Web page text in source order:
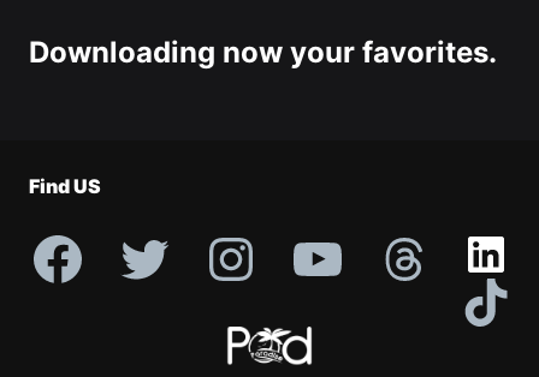
Downloading now your favorites.
Find US